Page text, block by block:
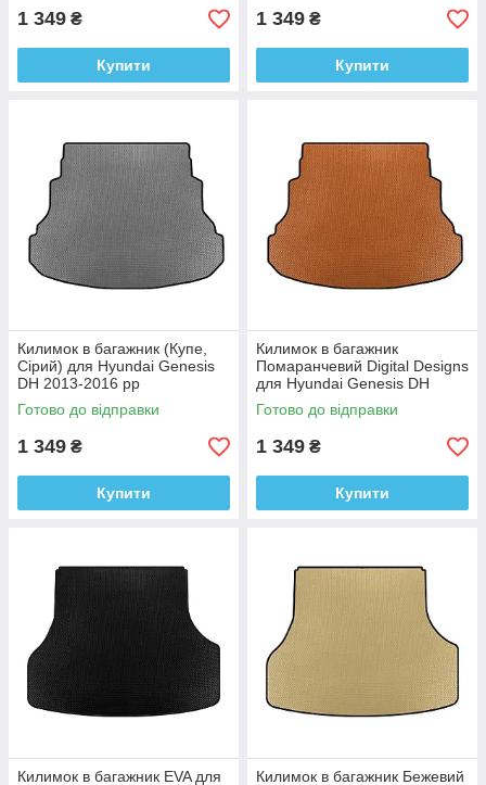
1 349 ₴
Купити
1 349 ₴
Купити
Килимок в багажник (Купе,
Сірий) для Hyundai Genesis
DH 2013-2016 рр
Готово до відправки
1 349 ₴
Купити
Килимок в багажник
Помаранчевий Digital Designs
для Hyundai Genesis DH
2013-2016 рр.
Етилвінілацетат
Готово до відправки
1 349 ₴
Купити
Килимок в багажник EVA для
Килимок в багажник Бежевий